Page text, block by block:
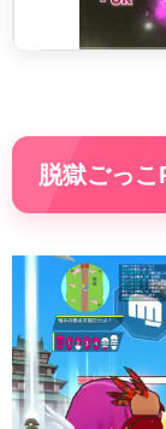
脱獄ごっこ
プ
レ
ー